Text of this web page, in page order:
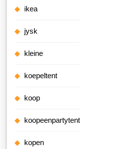
ikea
jysk
kleine
koepeltent
koop
koopeenpartytent
kopen